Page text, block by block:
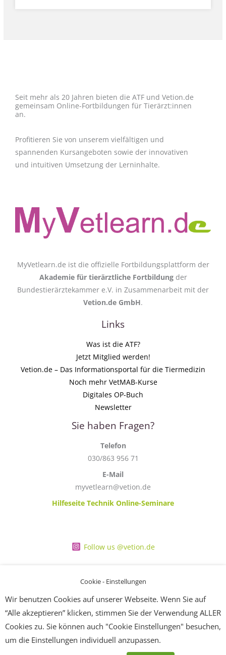
Seit mehr als 20 Jahren bieten die ATF und Vetion.de
gemeinsam Online-Fortbildungen für Tierärzt:innen
an.
Profitieren Sie von unserem vielfältigen und
spannenden Kursangeboten sowie der innovativen
und intuitiven Umsetzung der Lerninhalte.
MyVetlearn.de ist die offizielle Fortbildungsplattform der
Akademie für tierärztliche Fortbildungder
Bundestierärztekammer e.V. in Zusammenarbeit mit der
Vetion.de GmbH.
Links
Was ist die ATF?
Jetzt Mitglied werden!
Vetion.de – Das Informationsportal für die Tiermedizin
Noch mehr VetMAB-Kurse
Digitales OP-Buch
Newsletter
Sie haben Fragen?
Telefon
030/863 956 71
E-Mail
myvetlearn@vetion.de
Hilfeseite Technik Online-Seminare
Follow us @vetion.de
Copyright © 2026 MyVetlearn.de
Impressum
Cookie - Einstellungen
Wir benutzen Cookies auf unserer Webseite. Wenn Sie auf
“Alle akzeptieren” klicken, stimmen Sie der Verwendung ALLER
Cookies zu. Sie können auch "Cookie Einstellungen" besuchen,
um die Einstellungen individuell anzupassen.